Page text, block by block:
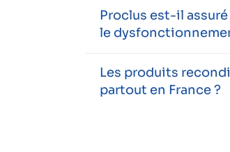
Proclus est-il
le
Les produits
partout en France ?